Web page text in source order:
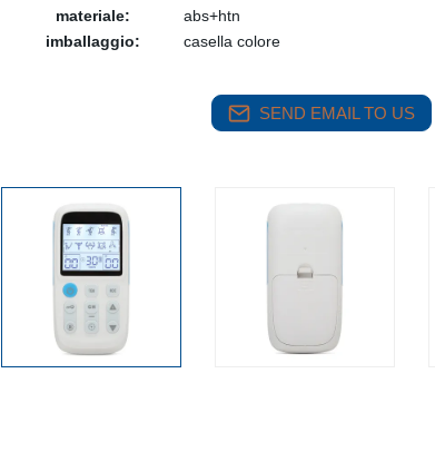
materiale:
abs+htn
imballaggio:
casella colore
SEND EMAIL TO US